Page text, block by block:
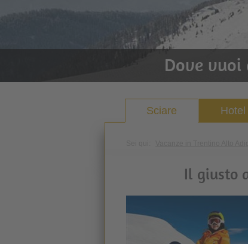
Dove vuoi
Sciare
Il giusto